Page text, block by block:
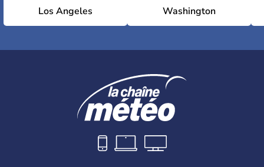
Los Angeles Washington